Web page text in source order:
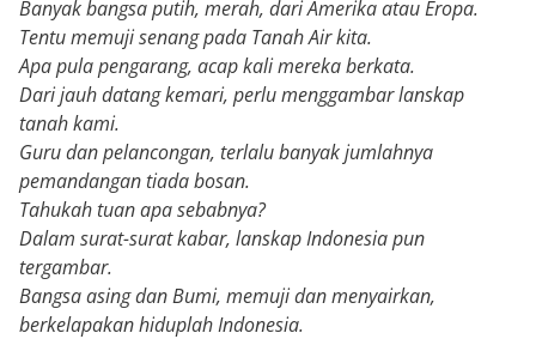
Banyak bangsa putih, merah, dari Amerika atau Eropa.
Tentu memuji senang pada Tanah Air kita.
Apa pula pengarang, acap kali mereka berkata.
Dari jauh datang kemari, perlu menggambar lanskap
tanah kami.
Guru dan pelancongan, terlalu banyak jumlahnya
pemandangan tiada bosan.
Tahukah tuan apa sebabnya?
Dalam surat-surat kabar, lanskap Indonesia pun
tergambar.
Bangsa asing dan Bumi, memuji dan menyairkan,
berkelapakan hiduplah Indonesia.